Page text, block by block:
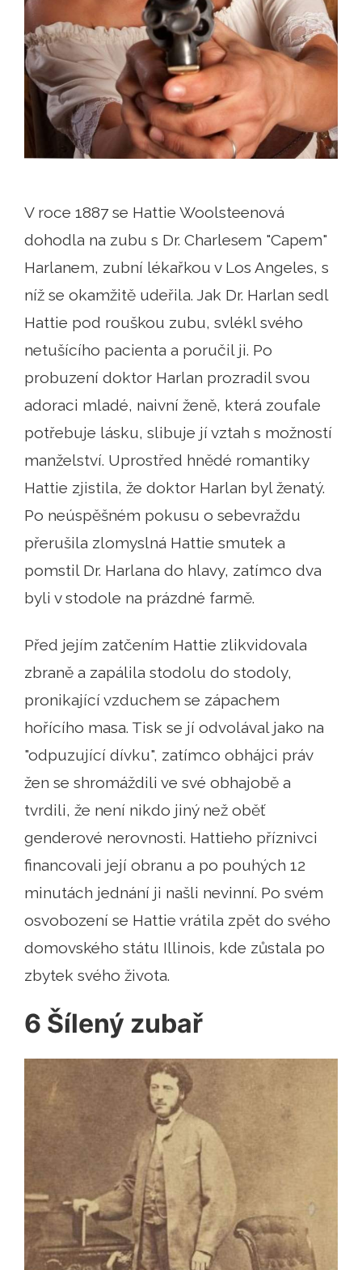
V roce 1887 se Hattie Woolsteenová
dohodla na zubu s Dr. Charlesem "Capem"
Harlanem, zubní lékařkou v Los Angeles, s
níž se okamžitě udeřila. Jak Dr. Harlan sedl
Hattie pod rouškou zubu, svlékl svého
netušícího pacienta a poručil ji. Po
probuzení doktor Harlan prozradil svou
adoraci mladé, naivní ženě, která zoufale
potřebuje lásku, slibuje jí vztah s možností
manželství. Uprostřed hnědé romantiky
Hattie zjistila, že doktor Harlan byl ženatý.
Po neúspěšném pokusu o sebevraždu
přerušila zlomyslná Hattie smutek a
pomstil Dr. Harlana do hlavy, zatímco dva
byli v stodole na prázdné farmě.
Před jejím zatčením Hattie zlikvidovala
zbraně a zapálila stodolu do stodoly,
pronikající vzduchem se zápachem
hořícího masa. Tisk se jí odvolával jako na
"odpuzující dívku", zatímco obhájci práv
žen se shromáždili ve své obhajobě a
tvrdili, že není nikdo jiný než oběť
genderové nerovnosti. Hattieho příznivci
financovali její obranu a po pouhých 12
minutách jednání ji našli nevinní. Po svém
osvobození se Hattie vrátila zpět do svého
domovského státu Illinois, kde zůstala po
zbytek svého života.
6 Šílený zubař